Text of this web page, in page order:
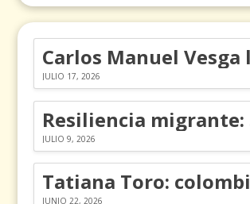
JULIO 17, 2026
JULIO 9, 2026
JUNIO 22, 2026